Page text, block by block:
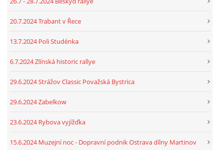
20.7.2024 Trabant v Řece
13.7.2024 Poli Studénka
6.7.2024 Zlínská historic rallye
29.6.2024 Strážov Classic Považská Bystrica
29.6.2024 Zabelkow
23.6.2024 Rybova vyjížďka
15.6.2024 Muzejní noc - Dopravní podnik Ostrava dílny Martinov